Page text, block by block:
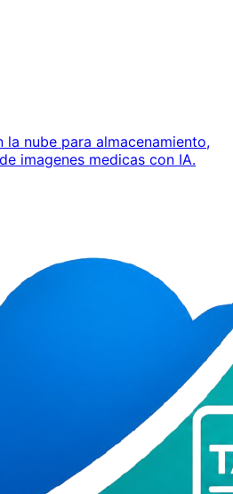
la nube para almacenamiento,
imagenes medicas con IA.